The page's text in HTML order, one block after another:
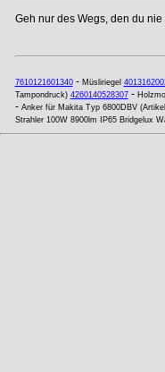
Geh nur des Wegs, den du
7610121601340- Müsliriegel
Tampondruck) 4260140528307-
- Anker für Makita Typ 6800DBV
Strahler 100W 8900lm IP65 Bridgelux